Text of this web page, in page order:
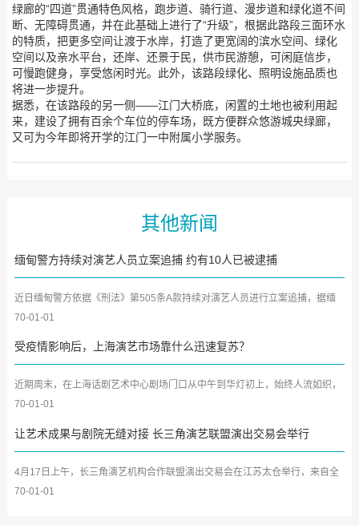
绿廊的“四道”贯通特色风格，跑步道、骑行道、漫步道和绿化道不间
断、无障碍贯通，并在此基础上进行了“升级”，根据此路段三面环水
的特质，把更多空间让渡于水岸，打造了更宽阔的滨水空间、绿化
空间以及亲水平台，还岸、还景于民，供市民游憩，可闲庭信步，
可慢跑健身，享受悠闲时光。此外，该路段绿化、照明设施品质也
将进一步提升。
据悉，在该路段的另一侧——江门大桥底，闲置的土地也被利用起
来，建设了拥有百余个车位的停车场，既方便群众悠游城央绿廊，
又可为今年即将开学的江门一中附属小学服务。
其他新闻
缅甸警方持续对演艺人员立案追捕 约有10人已被逮捕
近日缅甸警方依据《刑法》第505条A款持续对演艺人员进行立案追捕，据缅
甸官方媒体《环球新光报》...
70-01-01
受疫情影响后，上海演艺市场靠什么迅速复苏？
近期周末，在上海话剧艺术中心剧场门口从中午到华灯初上，始终人流如织，
排队入场的队伍始终都在...
70-01-01
让艺术成果与剧院无缝对接 长三角演艺联盟演出交易会举行
4月17日上午，长三角演艺机构合作联盟演出交易会在江苏太仓举行，来自全
国各省、市、自治区艺术团...
70-01-01